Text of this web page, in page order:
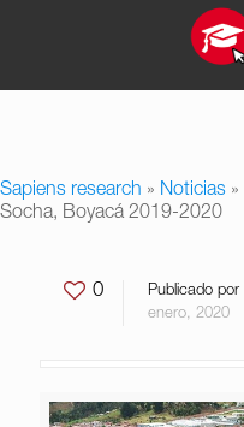
Sapiens research » Noticias »
Socha, Boyacá 2019-2020
0 Publicado por
enero, 2020